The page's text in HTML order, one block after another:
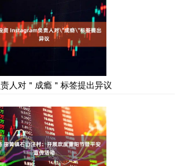
人对＂成瘾＂标签提出异议